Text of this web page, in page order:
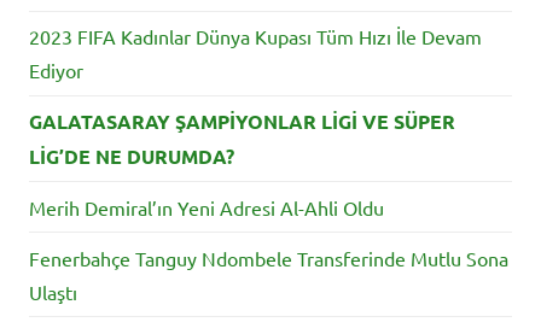
2023 FIFA Kadınlar Dünya Kupası Tüm Hızı İle Devam
Ediyor
GALATASARAY ŞAMPİYONLAR LİGİ VE SÜPER
LİG’DE NE DURUMDA?
Merih Demiral’ın Yeni Adresi Al-Ahli Oldu
Fenerbahçe Tanguy Ndombele Transferinde Mutlu Sona
Ulaştı